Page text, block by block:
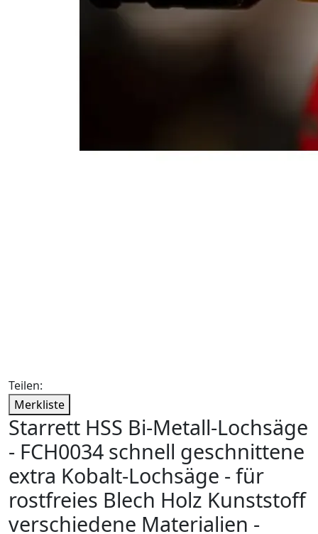
Teilen:
Merkliste
Starrett HSS Bi-Metall-Lochsäge
- FCH0034 schnell geschnittene
extra Kobalt-Lochsäge - für
rostfreies Blech Holz Kunststoff
verschiedene Materialien -